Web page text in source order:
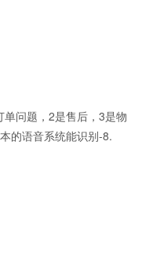
问题，2是售后，3是物
的语音系统能识别-8.